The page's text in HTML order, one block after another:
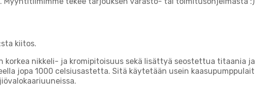
kiitos.
nikkeli- ja kromipitoisuus sekä lisättyä seostettua titaania
jopa 1000 celsiusastetta. Sitä käytetään usein